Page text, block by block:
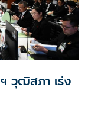
วุฒิสภา เร่ง